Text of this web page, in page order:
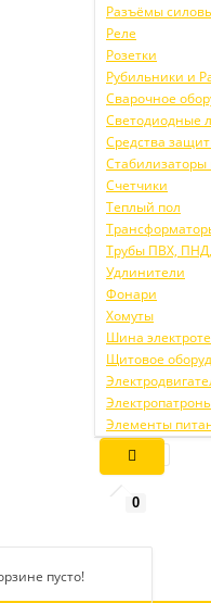
Разъёмы
Реле
Розетки
Рубильники и
Сварочное
Светодиодные
Средства
Счетчики
Теплый пол
Трубы ПВХ,
Удлинители
Фонари
Хомуты
Шина
Щитовое
Элементы
0
пусто!